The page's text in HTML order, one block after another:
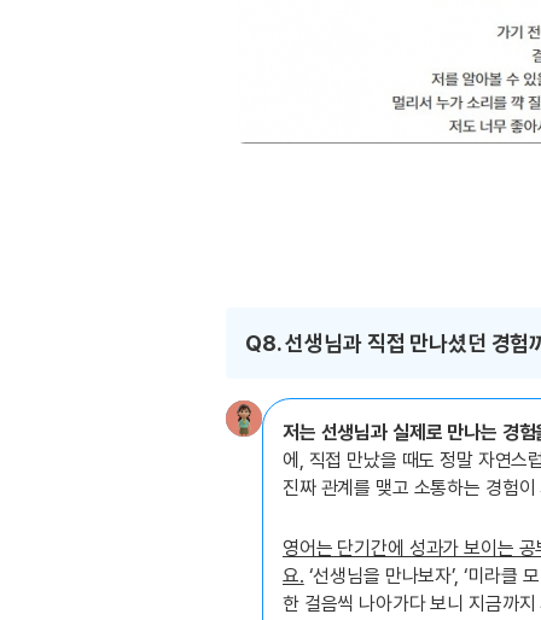
Q8. 선생님과 직접 만나셨던 경험
저는 선생님과 실제로 만나는 경
에, 직접 만났을 때도 정말 자연스
진짜 관계를 맺고 소통하는 경험
영어는 단기간에 성과가 보이는
요. ‘선생님을 만나보자’, ‘미라클
한 걸음씩 나아가다 보니 지금까